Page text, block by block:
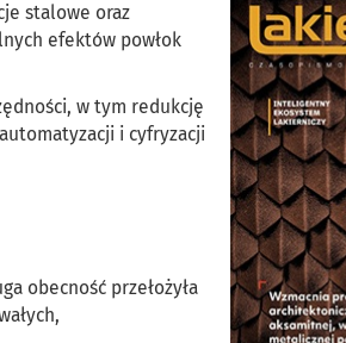
stalowe oraz
efektów powłok
w tym redukcję
i cyfryzacji
obecność przełożyła